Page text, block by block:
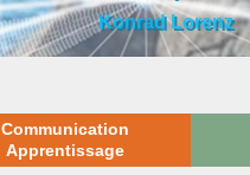
Konrad Lorenz
Communication
Apprentissage